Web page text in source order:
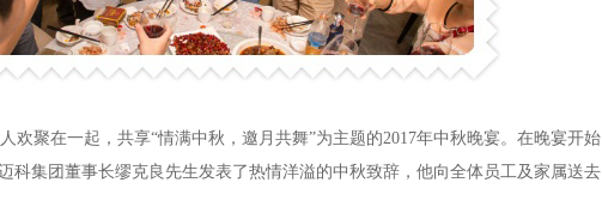
欢聚在一起，共享“情满中秋，邀月共舞”为主题的2017年中秋晚宴。在晚宴开始
集团董事长缪克良先生发表了热情洋溢的中秋致辞，他向全体员工及家属送去